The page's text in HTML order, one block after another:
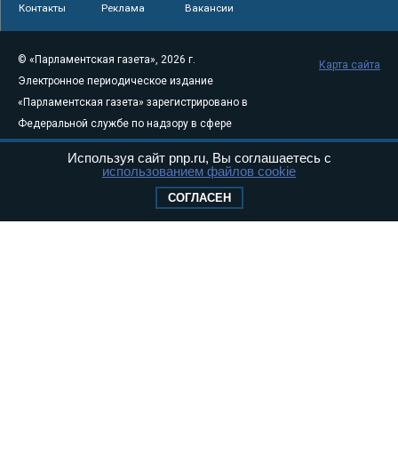
Контакты Реклама Вакансии
© «Парламентская газета», 2026 г.
Электронное периодическое издание
«Парламентская газета» зарегистрировано в
Федеральной службе по надзору в сфере
связи, информационных технологий и
массовых коммуникаций (Роскомнадзор) 05
Свидетельство о регистрации Эл № ФС77-
Карта сайта
Используя сайт pnp.ru, Вы соглашаетесь с
использованием файлов cookie
СОГЛАСЕН